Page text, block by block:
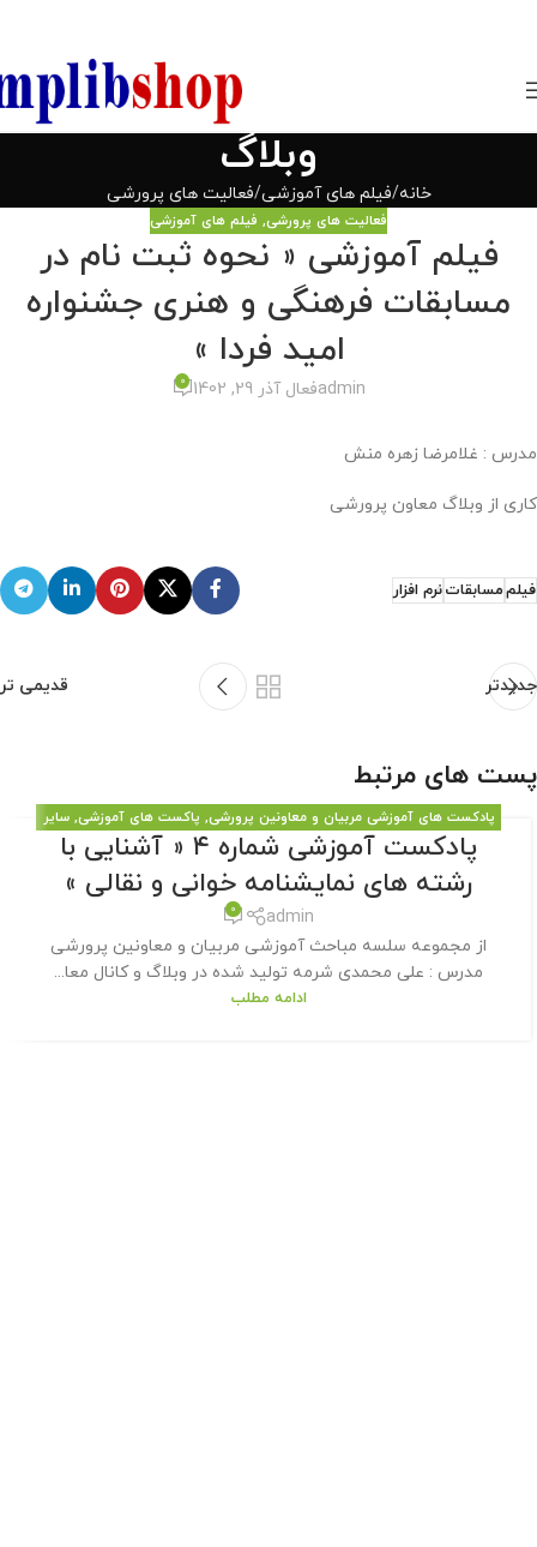
وبلاگ
خانه فیلم های آموزشی فعالیت های پرورشی
فعالیت های پرورشی, فیلم های آموزشی
فیلم آموزشی « نحوه ثبت نام در
مسابقات فرهنگی و هنری جشنواره
امید فردا »
adminفعال آذر 29, 1402 0
مدرس : غلامرضا زهره منش
کاری از وبلاگ معاون پرورشی
فیلممسابقاتنرم افزار
جدیدتر قدیمی تر
پست های مرتبط
پادکست های آموزشی مربیان و معاونین پرورشی, پاکست های آموزشی,سایر
مطالب سایت
پادکست آموزشی شماره ۴ « آشنایی با
رشته های نمایشنامه خوانی و نقالی »
admin
0
از مجموعه سلسه مباحث آموزشی مربیان و معاونین پرورشی
مدرس : علی محمدی شرمه تولید شده در وبلاگ و کانال معا...
ادامه مطلب